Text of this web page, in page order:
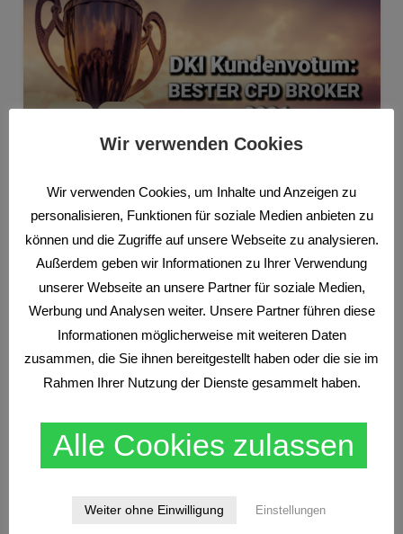
Bester CFD Broker 2026
TRADEN NACH MARKTSTRUKTUREN
Finanzprodukte
Wir verwenden Cookies
Wir verwenden Cookies, um Inhalte und Anzeigen zu
personalisieren, Funktionen für soziale Medien anbieten zu
können und die Zugriffe auf unsere Webseite zu analysieren.
Außerdem geben wir Informationen zu Ihrer Verwendung
unserer Webseite an unsere Partner für soziale Medien,
Werbung und Analysen weiter. Unsere Partner führen diese
Informationen möglicherweise mit weiteren Daten
zusammen, die Sie ihnen bereitgestellt haben oder die sie im
Rahmen Ihrer Nutzung der Dienste gesammelt haben.
Alle Cookies zulassen
Weiter ohne Einwilligung Einstellungen